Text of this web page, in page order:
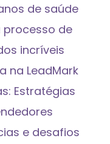
de saúde
processo de
incríveis
na LeadMark
Estratégias
e desafios